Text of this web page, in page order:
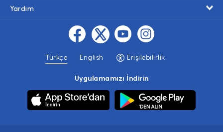
Yardım
Türkçe English Erişilebilirlik
Uygulamamızı İndirin